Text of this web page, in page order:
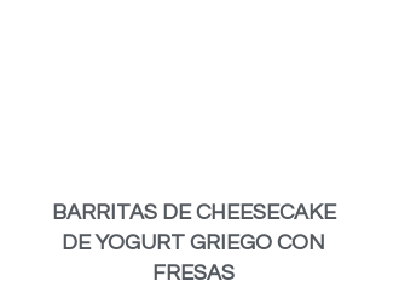
BARRITAS DE CHEESECAKE
DE YOGURT GRIEGO CON
FRESAS